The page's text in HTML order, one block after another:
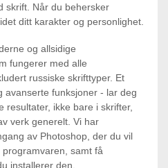
skrift. Når du behersker
ditt karakter og personlighet.
og allsidige
fungerer med alle
russiske skrifttyper. Et
avanserte funksjoner - lar deg
resultater, ikke bare i skrifter,
verk generelt. Vi har
av Photoshop, der du vil
samt få
installerer den.